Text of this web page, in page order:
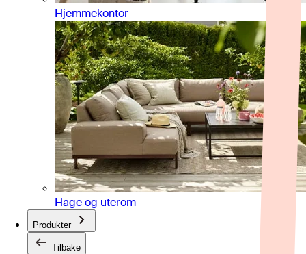
Hjemmekontor
Hage og uterom
Produkter
Tilbake